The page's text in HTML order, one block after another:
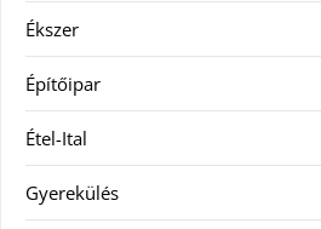
Ékszer
Építőipar
Étel-Ital
Gyerekülés